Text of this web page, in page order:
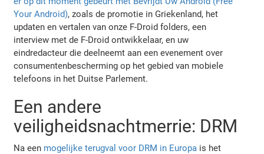
Your Android), zoals de promotie in Griekenland, het
updaten en vertalen van onze F-Droid folders, een
interview met de F-Droid ontwikkelaar, en uw
eindredacteur die deelneemt aan een evenement over
consumentenbescherming op het gebied van mobiele
telefoons in het Duitse Parlement.
Een andere
veiligheidsnachtmerrie: DRM
Na een mogelijke terugval voor DRM in Europa is het